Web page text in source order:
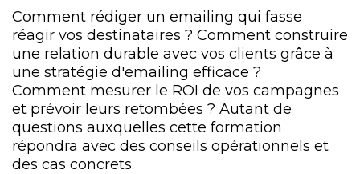
Comment rédiger un emailing qui fasse
réagir vos destinataires ? Comment construire
une relation durable avec vos clients grâce à
une stratégie d'emailing efficace ?
Comment mesurer le ROI de vos campagnes
et prévoir leurs retombées ? Autant de
questions auxquelles cette formation
répondra avec des conseils opérationnels et
des cas concrets.